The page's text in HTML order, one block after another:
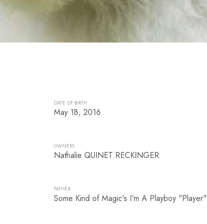
DATE OF BIRTH
May 18, 2016
OWNERS
Nathalie QUINET RECKINGER
FATHER
Some Kind of Magic's I'm A Playboy "Player"